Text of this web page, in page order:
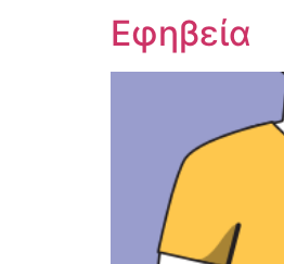
Εφηβεία